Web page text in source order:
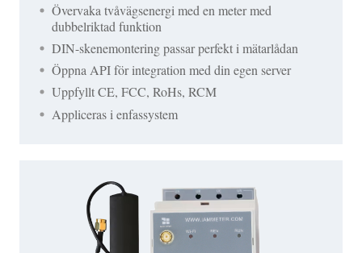
Övervaka tvåvägsenergi med en meter med
dubbelriktad funktion
DIN-skenemontering passar perfekt i mätarlådan
Öppna API för integration med din egen server
Uppfyllt CE, FCC, RoHs, RCM
Appliceras i enfassystem